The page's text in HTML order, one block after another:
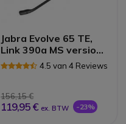
Jabra Evolve 65 TE,
Link 390a MS version
Stereo 4.5 van 4 Reviews
156,15 €
119,95 € ex. BTW -23%